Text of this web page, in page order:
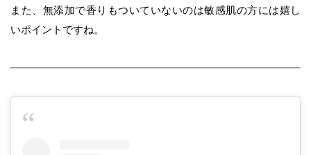
また、無添加で香りもついていないのは敏感肌の方には嬉し
いポイントですね。